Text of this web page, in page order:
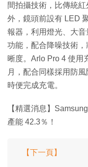
間拍攝技術，比傳統
外，鏡頭前設有 LED
報器，利用燈光、大
功能，配合降噪技術
晰度。Arlo Pro 4 使用
月，配合同樣採用防
時便完成充電。
【精選消息】
產能 42.3％！
【下一頁】